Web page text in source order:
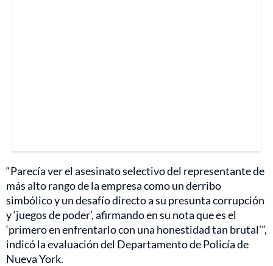
“Parecía ver el asesinato selectivo del representante de
más alto rango de la empresa como un derribo
simbólico y un desafío directo a su presunta corrupción
y ‘juegos de poder’, afirmando en su nota que es el
‘primero en enfrentarlo con una honestidad tan brutal’”,
indicó la evaluación del Departamento de Policía de
Nueva York.